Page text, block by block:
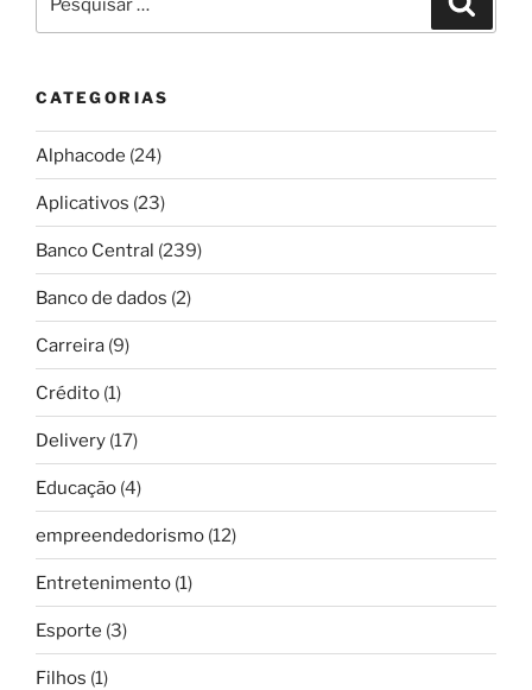
por:
CATEGORIAS
Alphacode (24)
Aplicativos (23)
Banco Central (239)
Banco de dados (2)
Carreira (9)
Crédito (1)
Delivery (17)
Educação (4)
empreendedorismo (12)
Entretenimento (1)
Esporte (3)
Filhos (1)